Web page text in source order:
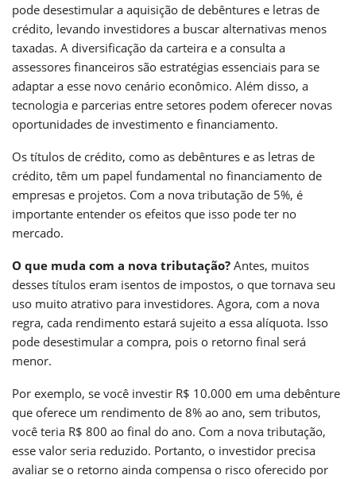
pode desestimular a aquisição de debêntures e letras de
crédito, levando investidores a buscar alternativas menos
taxadas. A diversificação da carteira e a consulta a
assessores financeiros são estratégias essenciais para se
adaptar a esse novo cenário econômico. Além disso, a
tecnologia e parcerias entre setores podem oferecer novas
oportunidades de investimento e financiamento.
Os títulos de crédito, como as debêntures e as letras de
crédito, têm um papel fundamental no financiamento de
empresas e projetos. Com a nova tributação de 5%, é
importante entender os efeitos que isso pode ter no
mercado.
O que muda com a nova tributação? Antes, muitos
desses títulos eram isentos de impostos, o que tornava seu
uso muito atrativo para investidores. Agora, com a nova
regra, cada rendimento estará sujeito a essa alíquota. Isso
pode desestimular a compra, pois o retorno final será
menor.
Por exemplo, se você investir R$ 10.000 em uma debênture
que oferece um rendimento de 8% ao ano, sem tributos,
você teria R$ 800 ao final do ano. Com a nova tributação,
esse valor seria reduzido. Portanto, o investidor precisa
avaliar se o retorno ainda compensa o risco oferecido por